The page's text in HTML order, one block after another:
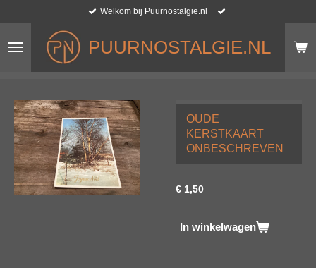
naar
hoofdinhoud
PUURNOSTALGIE.NL
Welkom bij Puurnostalgie.nl
OUDE
KERSTKAART
ONBESCHREVEN
€ 1,50
In winkelwagen